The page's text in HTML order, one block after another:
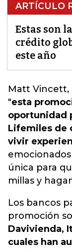
ARTÍCULO
Estas son
crédito
este año
Matt Vincett,
"esta
oportunidad
Lifemiles de
vivir
única para
millas y
Los bancos
promoción
Davivienda,
cuales han